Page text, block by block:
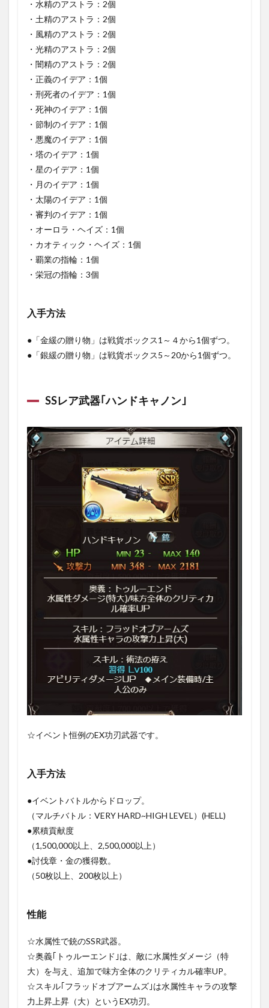
・水精のアストラ：2個
・土精のアストラ：2個
・風精のアストラ：2個
・光精のアストラ：2個
・闇精のアストラ：2個
・正義のイデア：1個
・刑死者のイデア：1個
・死神のイデア：1個
・節制のイデア：1個
・悪魔のイデア：1個
・塔のイデア：1個
・星のイデア：1個
・月のイデア：1個
・太陽のイデア：1個
・審判のイデア：1個
・オーロラ・ヘイズ：1個
・カオティック・ヘイズ：1個
・覇業の指輪：1個
・栄冠の指輪：3個
入手方法
●「金緩の贈り物」は戦貨ボックス1～４から1個ずつ。
●「銀緩の贈り物」は戦貨ボックス5～20から1個ずつ。
SSレア武器｢ハンドキャノン｣
☆イベント恒例のEX功刃武器です。
入手方法
●イベントバトルからドロップ。
（マルチバトル：VERY HARD~HIGH LEVEL）(HELL)
●累積貢献度
（1,500,000以上、2,500,000以上）
●討伐章・金の獲得数。
（50枚以上、200枚以上）
性能
☆水属性で銃のSSR武器。
☆奥義｢トゥルーエンド｣は、敵に水属性ダメージ（特
大）を与え、追加で味方全体のクリティカル確率UP。
☆スキル｢フラッドオブアームズ｣は水属性キャラの攻撃
力上昇上昇（大）というEX功刃。